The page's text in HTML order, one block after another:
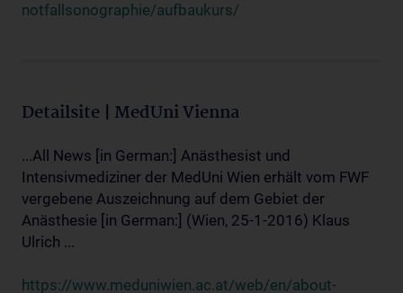
notfallsonographie/aufbaukurs/
Detailsite | MedUni Vienna
...All News [in German:] Anästhesist und
Intensivmediziner der MedUni Wien erhält vom FWF
vergebene Auszeichnung auf dem Gebiet der
Anästhesie [in German:] (Wien, 25-1-2016) Klaus
Ulrich ...
https://www.meduniwien.ac.at/web/en/about-